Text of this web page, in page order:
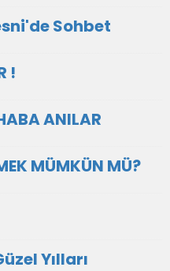
Sohbet
!
ANILAR
MÜMKÜN MÜ?
Yılları